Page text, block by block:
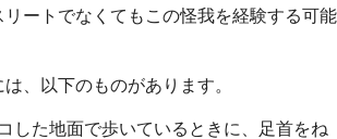
リートでなくてもこの怪我を経験する可能
、以下のものがあります。
した地面で歩いているときに、足首をね